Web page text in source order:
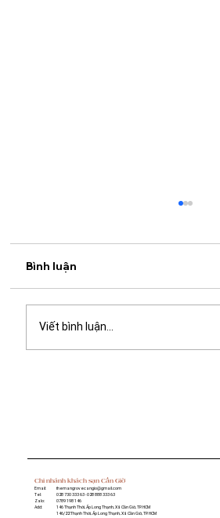
Bình luận
Viết bình luận...
Chi nhánh khách sạn Cần Giờ
Email:
Tel:
Zalo:
Add:
themangrovecangio@gmail.com
028 730 333 63 - 028 888 333 63
0789 198 146
146 Thạnh Thới, Ấp Long Thạnh, Xã Cần Giờ, TP. HCM
146/22 Thạnh Thới, Ấp Long Thạnh, Xã Cần Giờ, TP. HCM